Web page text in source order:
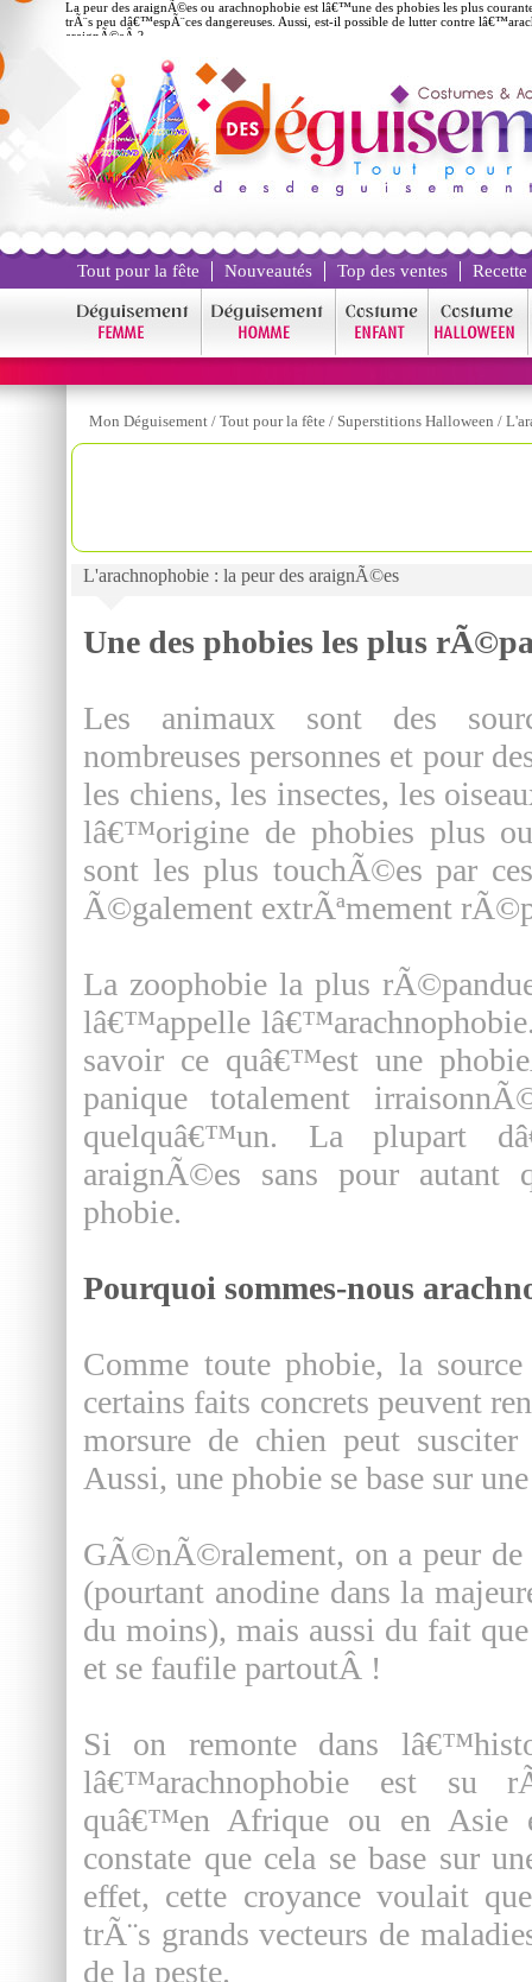
La peur des araignÃ©es ou arachnophobie est lâ€™une des phobies les plus
trÃ¨s peu dâ€™espÃ¨ces dangereuses. Aussi, est-il possible de lutter contre
araignÃ©eÂ ?
Tout pour la fête Nouveautés Top des ventes
Mon Déguisement / Tout pour la fête / Superstitions Halloween /
L'arachnophobie : la peur des araignÃ©es
Une des phobies les plus
Les animaux sont des
nombreuses personnes et pour
les chiens, les insectes, les
lâ€™origine de phobies plus
sont les plus touchÃ©es par
Ã©galement extrÃªmement
La zoophobie la plus
lâ€™appelle
savoir ce quâ€™est une
panique totalement
quelquâ€™un. La plupart
araignÃ©es sans pour
phobie.
Pourquoi sommes-nous
Comme toute phobie, la
certains faits concrets peuvent
morsure de chien peut
Aussi, une phobie se base sur
GÃ©nÃ©ralement, on a peur
(pourtant anodine dans la
du moins), mais aussi du fait
et se faufile partoutÂ !
Si on remonte dans
lâ€™arachnophobie est su
quâ€™en Afrique ou en Asie
constate que cela se base sur
effet, cette croyance voulait
trÃ¨s grands vecteurs de
de la peste.